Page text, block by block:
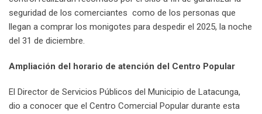
seguridad de los comerciantes como de los personas que
llegan a comprar los monigotes para despedir el 2025, la noche
del 31 de diciembre.
Ampliación del horario de atención del Centro Popular
El Director de Servicios Públicos del Municipio de Latacunga,
dio a conocer que el Centro Comercial Popular durante esta